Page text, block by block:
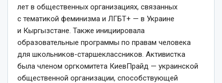
лет в общественных организациях, связанных
с тематикой феминизма и ЛГБТ+ — в Украине
и Кыргызстане. Также инициировала
образовательные программы по правам человека
для школьников-старшеклассников. Активистка
была членом оргкомитета КиевПрайд — украинской
общественной организации, способствующей